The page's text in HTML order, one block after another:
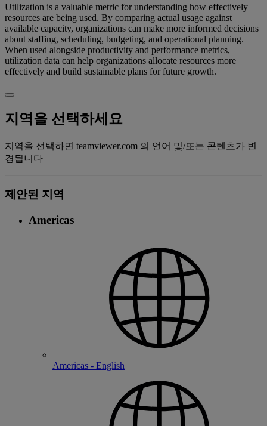
Utilization is a valuable metric for understanding how effectively
resources are being used. By comparing actual usage against
available capacity, organizations can make more informed decisions
about staffing, scheduling, budgeting, and operational planning.
When used alongside productivity and performance metrics,
utilization data can help organizations allocate resources more
effectively and build sustainable plans for future growth.
지역을 선택하세요
지역을 선택하면 teamviewer.com 의 언어 및/또는 콘텐츠가 변
경됩니다
제안된 지역
Americas
Americas - English